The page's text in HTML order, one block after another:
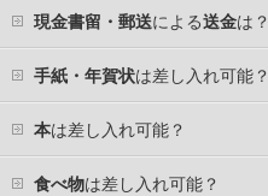
現金書留・郵送による送金は？
手紙・年賀状は差し入れ可能？
本は差し入れ可能？
食べ物は差し入れ可能？